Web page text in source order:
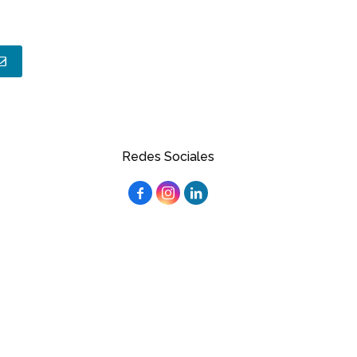
Redes Sociales
  